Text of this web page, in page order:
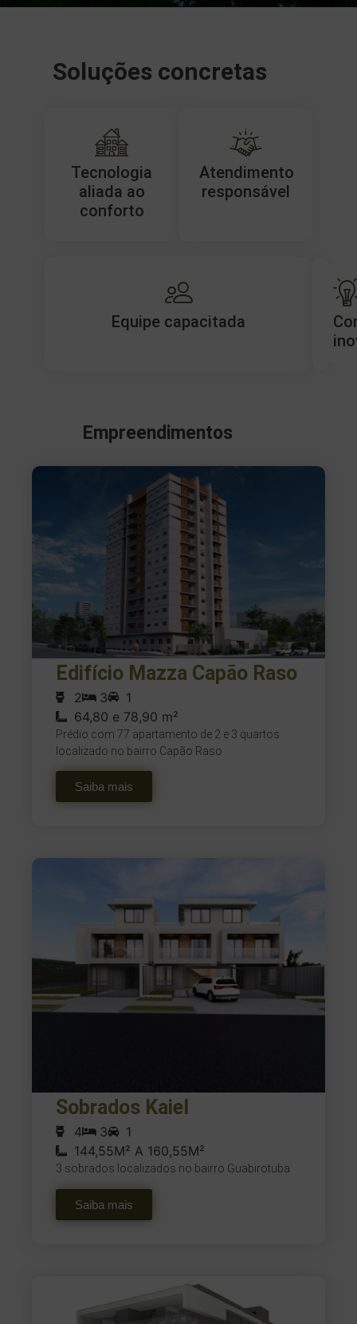
Soluções concretas
Tecnologia
aliada ao
conforto
Atendimento
responsável
Equipe capacitada
Empreendimentos
Edifício Mazza Capão Raso
2 3
1
64,80 e 78,90 m²
Prédio com 77 apartamento de 2 e 3 quartos
localizado no bairro Capão Raso
Saiba mais
Sobrados Kaiel
4 3
1
144,55M² A 160,55M²
3 sobrados localizados no bairro Guabirotuba
Saiba mais